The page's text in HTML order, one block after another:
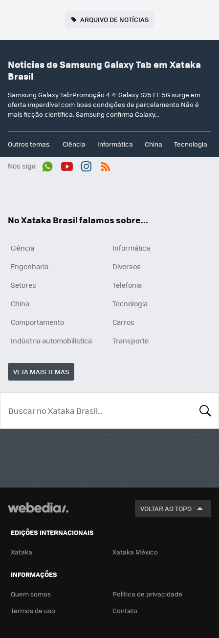
ARQUIVO DE NOTÍCIAS
Noticias de Samsung Galaxy Tab em Xataka
Brasil
Samsung Galaxy Tab:Promoção 4.4: Galaxy S25 FE 5G surge em
oferta imperdível com boas condições de parcelamento.Não é
mais ficção científica: Samsung confirma Galaxy...
Outros temas: Ciência Informática China Tecnologia
Nos siga
No Xataka Brasil falamos sobre...
Ciência
Informática
Engenharia
Diversos
Setores
Telefonia
China
Tecnologia
Comportamento
Carros
Indústria automobilística
Transporte
VEJA MAIS TEMAS
VOLTAR AO TOPO
EDIÇÕES INTERNACIONAIS
Xataka Xataka México
INFORMAÇÕES
Quem somos
Política de privacidade
Termos de uso
Contato